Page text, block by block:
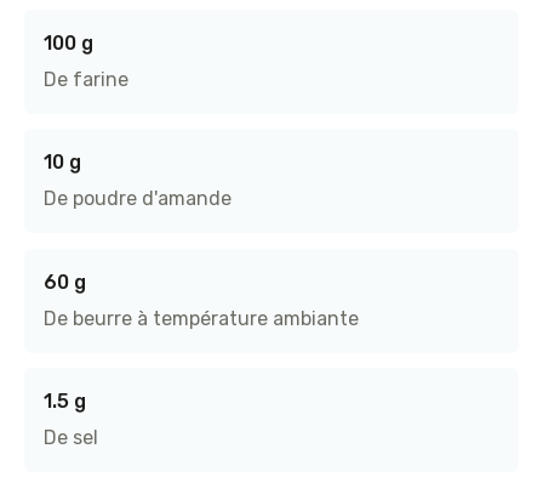
100 g
De farine
10 g
De poudre d'amande
60 g
De beurre à température ambiante
1.5 g
De sel